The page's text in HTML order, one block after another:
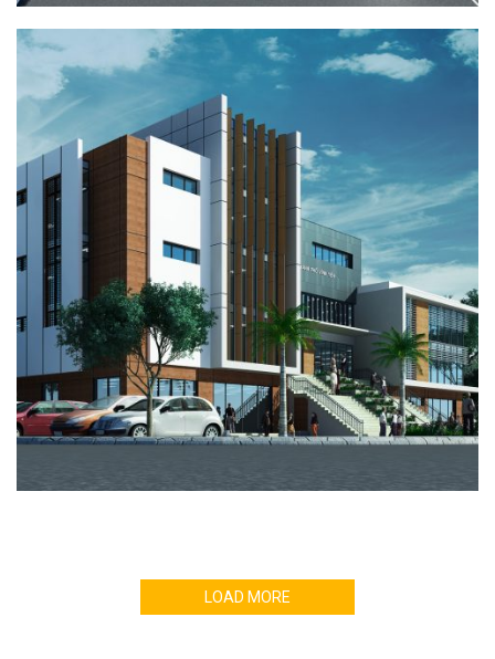
THƯ VIỆN THÀNH PHỐ VĨNH YÊN
QUY HOẠCH - KIẾN TRÚC
LOAD MORE